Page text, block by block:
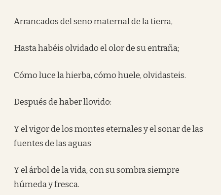
Arrancados del seno maternal de la tierra,
Hasta habéis olvidado el olor de su entraña;
Cómo luce la hierba, cómo huele, olvidasteis.
Después de haber llovido:
Y el vigor de los montes eternales y el sonar de las
fuentes de las aguas
Y el árbol de la vida, con su sombra siempre
húmeda y fresca.